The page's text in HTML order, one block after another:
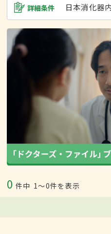
詳細条件
0 件中 1〜0件を表示